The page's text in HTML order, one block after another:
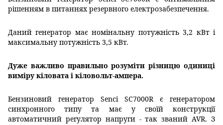
рішенням в питаннях резервного електрозабезпечення.
Даний генератор має номінальну потужність 3,2 кВт і
максимальну потужність 3,5 кВт.
Дуже важливо правильно розуміти різницю одиниці
виміру кіловата і кіловольт-ампера.
Бензиновий генератор Senci SC7000R є генератором
синхронного типу та має у своїй конструкції
автоматичний регулятор напруги - так званий AVR. З